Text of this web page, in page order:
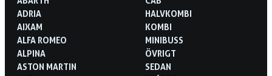
ADRIA
AIXAM
ALFA ROMEO
ALPINA
ASTON MARTIN
HALVKOMBI
KOMBI
MINIBUSS
ÖVRIGT
SEDAN